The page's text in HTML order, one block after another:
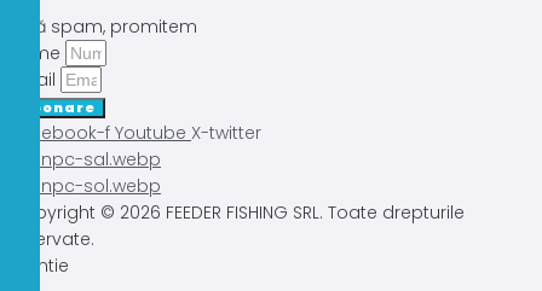
Fără spam, promitem
Nume
Email
Abonare
Facebook-f Youtube X-twitter
Copyright © 2026 FEEDER FISHING SRL. Toate drepturile
rezervate.
Atentie